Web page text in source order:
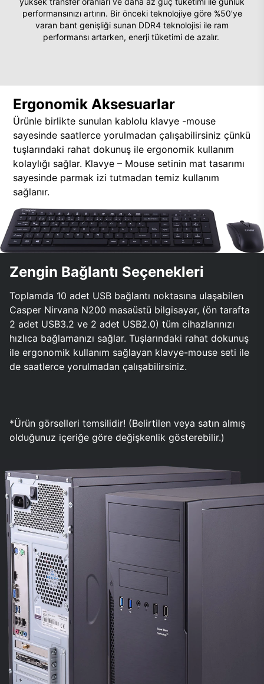
performansınızı artırın. Bir önceki teknolojiye göre %50’ye
varan bant genişliği sunan DDR4 teknolojisi ile ram
performansı artarken, enerji tüketimi de azalır.
Ergonomik Aksesuarlar
Ürünle birlikte sunulan kablolu klavye -mouse
sayesinde saatlerce yorulmadan çalışabilirsiniz çünkü
tuşlarındaki rahat dokunuş ile ergonomik kullanım
kolaylığı sağlar. Klavye – Mouse setinin mat tasarımı
sayesinde parmak izi tutmadan temiz kullanım
sağlanır.
Zengin Bağlantı Seçenekleri
Toplamda 10 adet USB bağlantı noktasına ulaşabilen
Casper Nirvana N200 masaüstü bilgisayar, (ön tarafta
2 adet USB3.2 ve 2 adet USB2.0) tüm cihazlarınızı
hızlıca bağlamanızı sağlar. Tuşlarındaki rahat dokunuş
ile ergonomik kullanım sağlayan klavye-mouse seti ile
de saatlerce yorulmadan çalışabilirsiniz.
*Ürün görselleri temsilidir! (Belirtilen veya satın almış
olduğunuz içeriğe göre değişkenlik gösterebilir.)